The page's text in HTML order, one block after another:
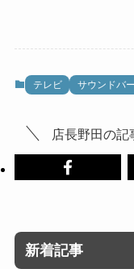
テレビ サウンドバー
店長野田の
新着記事